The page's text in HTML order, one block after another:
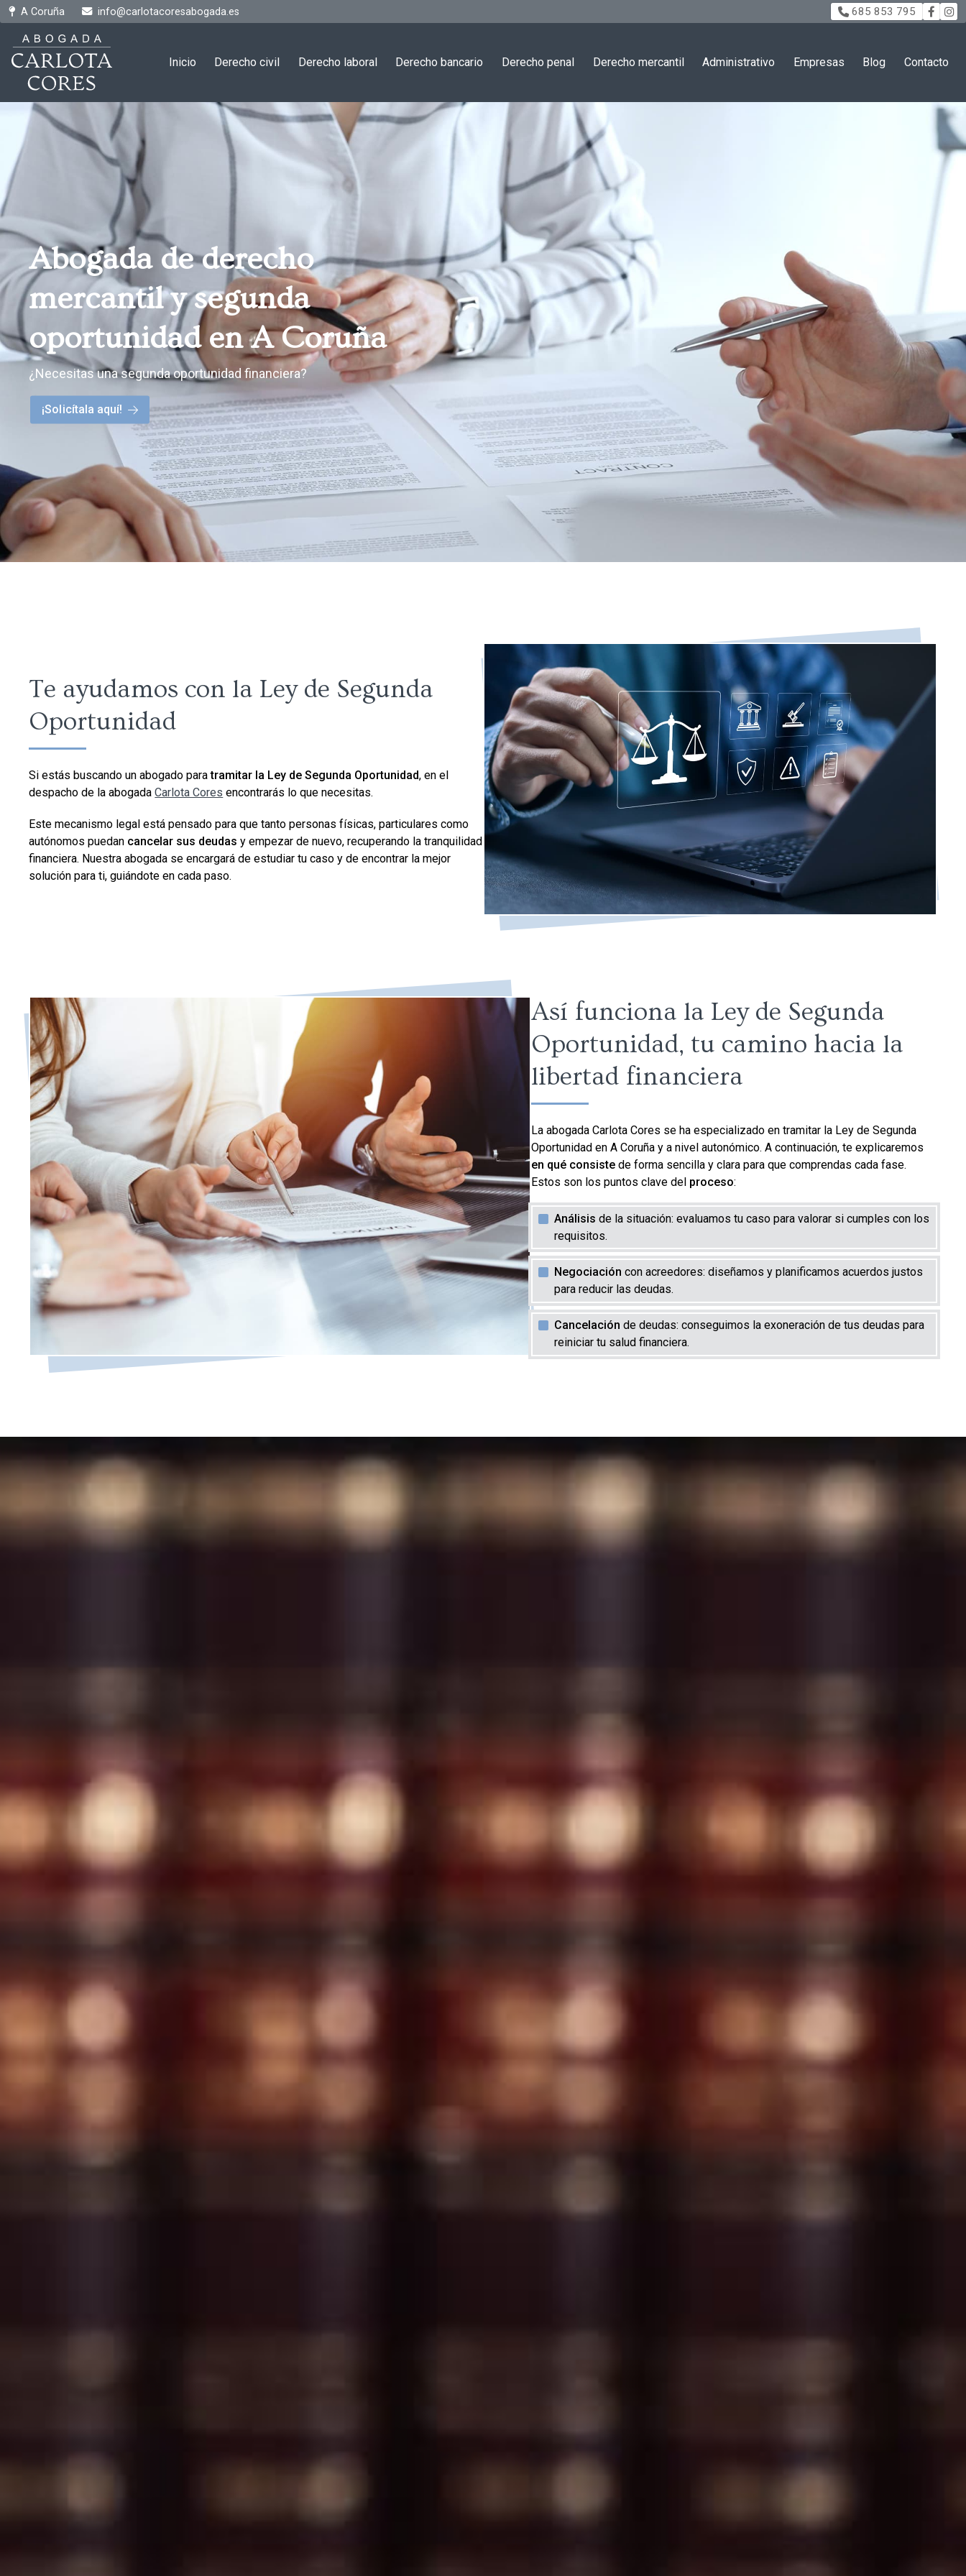
A Coruña info@carlotacoresabogada.es 685 853 795
Inicio Derecho civil Derecho laboral Derecho bancario Derecho penal Derecho mercantil Administrativo Empresas Blog Contacto
Abogada de derecho
mercantil y segunda
oportunidad en A Coruña
¿Necesitas una segunda oportunidad financiera?
¡Solicítala aquí!
Te ayudamos con la Ley de Segunda
Oportunidad
Si estás buscando un abogado paratramitar la Ley de Segunda Oportunidad, en el
despacho de la abogadaCarlota Cores encontrarás lo que necesitas.
Este mecanismo legal está pensado para que tanto personas físicas, particulares como
autónomos puedan cancelar sus deudas y empezar de nuevo, recuperando la tranquilidad
financiera. Nuestra abogada se encargará de estudiar tu caso y de encontrar la mejor
solución para ti, guiándote en cada paso.
Así funciona la Ley de Segunda
Oportunidad, tu camino hacia la
libertad financiera
La abogada Carlota Cores se ha especializado en tramitar la Ley de Segunda
Oportunidad en A Coruña y a nivel autonómico. A continuación, te explicaremos
en qué consiste de forma sencilla y clara para que comprendas cada fase.
Estos son los puntos clave del proceso:
Análisis de la situación: evaluamos tu caso para valorar si cumples con los
requisitos.
Negociación con acreedores: diseñamos y planificamos acuerdos justos
para reducir las deudas.
Cancelación de deudas: conseguimos la exoneración de tus deudas para
reiniciar tu salud financiera.